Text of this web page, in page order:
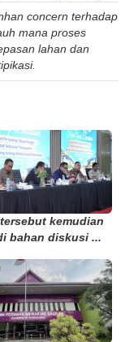
concern terhadap
mana proses
lahan dan
kemudian
bahan diskusi ...